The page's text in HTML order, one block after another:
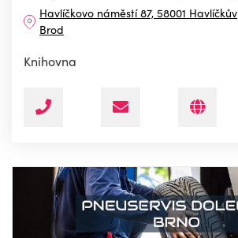
Havlíčkovo náměstí 87, 58001 Havlíčkův
Brod
Knihovna